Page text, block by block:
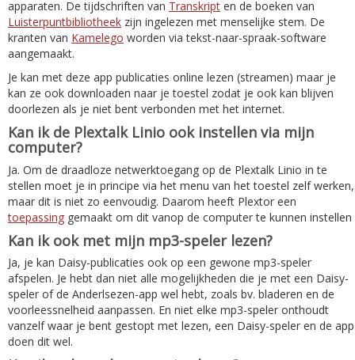
apparaten. De tijdschriften van Transkript en de boeken van
Luisterpuntbibliotheek zijn ingelezen met menselijke stem. De
kranten van Kamelego worden via tekst-naar-spraak-software
aangemaakt.
Je kan met deze app publicaties online lezen (streamen) maar je
kan ze ook downloaden naar je toestel zodat je ook kan blijven
doorlezen als je niet bent verbonden met het internet.
Kan ik de Plextalk Linio ook instellen via mijn
computer?
Ja. Om de draadloze netwerktoegang op de Plextalk Linio in te
stellen moet je in principe via het menu van het toestel zelf werken,
maar dit is niet zo eenvoudig. Daarom heeft Plextor een
toepassing gemaakt om dit vanop de computer te kunnen instellen
Kan ik ook met mijn mp3-speler lezen?
Ja, je kan Daisy-publicaties ook op een gewone mp3-speler
afspelen. Je hebt dan niet alle mogelijkheden die je met een Daisy-
speler of de Anderlsezen-app wel hebt, zoals bv. bladeren en de
voorleessnelheid aanpassen. En niet elke mp3-speler onthoudt
vanzelf waar je bent gestopt met lezen, een Daisy-speler en de app
doen dit wel.